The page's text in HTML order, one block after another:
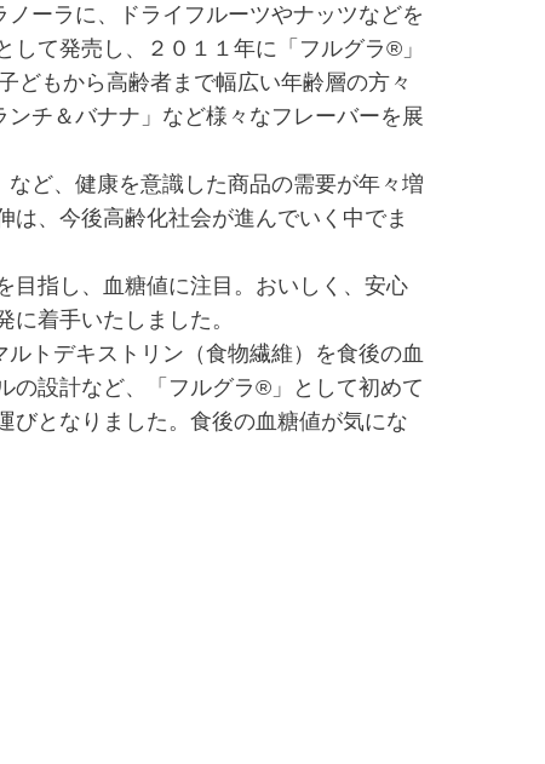
ーラに、ドライフルーツやナッツなどを
て発売し、２０１１年に「フルグラ®」
どもから高齢者まで幅広い年齢層の方々
チ＆バナナ」など様々なフレーバーを展
ど、健康を意識した商品の需要が年々増
、今後高齢化社会が進んでいく中でま
指し、血糖値に注目。おいしく、安心
着手いたしました。
トデキストリン（食物繊維）を食後の血
の設計など、「フルグラ®」として初めて
びとなりました。食後の血糖値が気にな